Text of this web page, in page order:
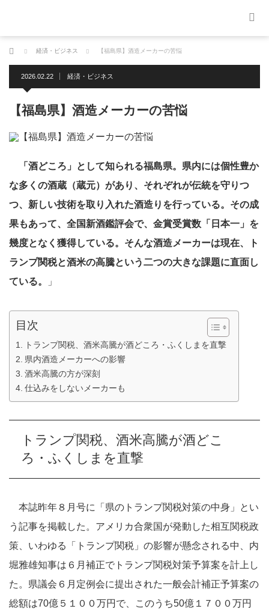
ホーム 経済・ビジネス 【福島県】酒造メーカーの苦悩
2026.02.22 経済・ビジネス
【福島県】酒造メーカーの苦悩
「酒どころ」として知られる福島県。県内には個性豊か
な多くの酒蔵（蔵元）があり、それぞれが伝統を守りつ
つ、新しい技術を取り入れた酒造りを行っている。その成
果もあって、全国新酒鑑評会で、金賞受賞数「日本一」を
幾度となく獲得している。そんな酒造メーカーは現在、ト
ランプ関税と酒米の高騰という二つの大きな課題に直面し
ている。
」
目次
トランプ関税、酒米高騰が酒どころ・ふくしまを直撃
県内酒造メーカーへの影響
酒米高騰の方が深刻
仕込みをしないメーカーも
トランプ関税、酒米高騰が酒どこ
ろ・ふくしまを直撃
本誌昨年８月号に「県のトランプ関税対策の中身」とい
う記事を掲載した。アメリカ合衆国が発動した相互関税政
策、いわゆる「トランプ関税」の影響が懸念される中、内
堀雅雄知事は６月補正でトランプ関税対策予算案を計上し
た。県議会６月定例会に提出された一般会計補正予算案の
総額は70億５１００万円で、このうち50億１７００万円